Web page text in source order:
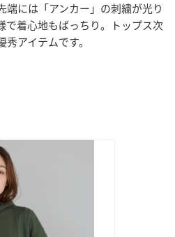
端には「アンカー」の刺繍が光り
で着心地もばっちり。トップス次
アイテムです。